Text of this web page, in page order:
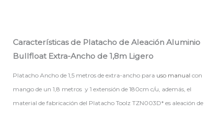
Características de Platacho de Aleación Aluminio
Bullfloat Extra-Ancho de 1,8m Ligero
Platacho Ancho de 1,5 metros de extra-ancho para uso manual con
mango de un 1,8 metros y 1 extensión de 180cm c/u, además, el
material de fabricación del Platacho Toolz TZN003D* es aleación de